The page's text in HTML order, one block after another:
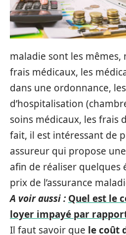
maladie sont les
frais médicaux, les
dans une ordonnance,
d’hospitalisation
soins médicaux, les frais
fait, il est intéressant de
assureur qui propose
afin de réaliser quelques
prix de l’assurance
A voir aussi : Quel est le
loyer impayé par
Il faut savoir que le coût